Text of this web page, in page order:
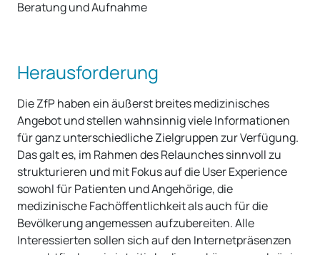
Herausforderung
Die ZfP haben ein äußerst breites medizinisches
Angebot und stellen wahnsinnig viele Informationen
für ganz unterschiedliche Zielgruppen zur Verfügung.
Das galt es, im Rahmen des Relaunches sinnvoll zu
strukturieren und mit Fokus auf die User Experience
sowohl für Patienten und Angehörige, die
medizinische Fachöffentlichkeit als auch für die
Bevölkerung angemessen aufzubereiten. Alle
Interessierten sollen sich auf den Internetpräsenzen